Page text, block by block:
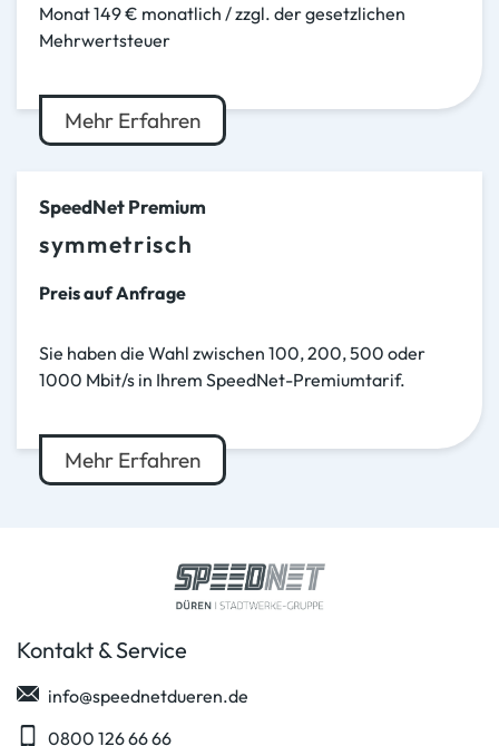
Monat 149 € monatlich / zzgl. der gesetzlichen
Mehrwertsteuer
Mehr Erfahren
SpeedNet Premium
symmetrisch
Preis auf Anfrage
Sie haben die Wahl zwischen 100, 200, 500 oder
1000 Mbit/s in Ihrem SpeedNet-Premiumtarif.
Mehr Erfahren
Kontakt & Service
info@speednetdueren.de
0800 126 66 66